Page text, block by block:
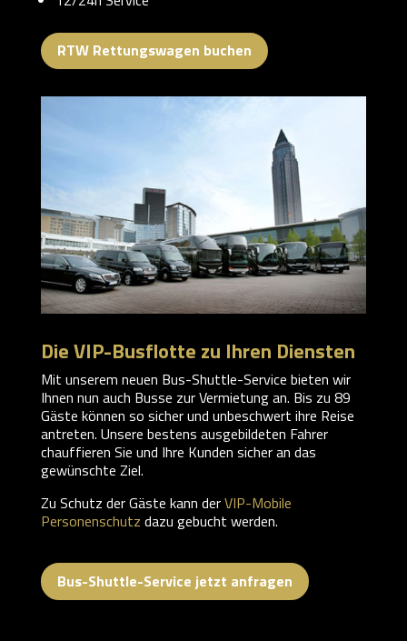
RTW Rettungswagen buchen
Die VIP-Busflotte zu Ihren Diensten
Mit unserem neuen Bus-Shuttle-Service bieten wir
Ihnen nun auch Busse zur Vermietung an. Bis zu 89
Gäste können so sicher und unbeschwert ihre Reise
antreten. Unsere bestens ausgebildeten Fahrer
chauffieren Sie und Ihre Kunden sicher an das
gewünschte Ziel.
Zu Schutz der Gäste kann derVIP-Mobile
Personenschutz dazu gebucht werden.
Bus-Shuttle-Service jetzt anfragen